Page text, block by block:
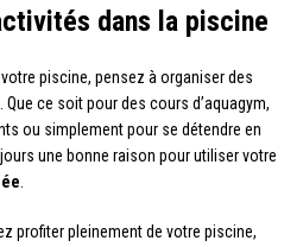
dans la piscine
piscine, pensez à organiser des
ce soit pour des cours d’aquagym,
ou simplement pour se détendre en
une bonne raison pour utiliser votre
profiter pleinement de votre piscine,